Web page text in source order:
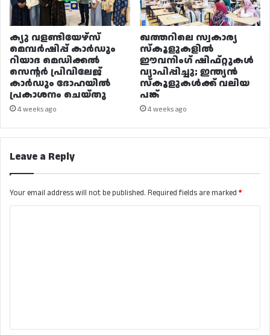
ക്യു വളണ്ടിയേഴ്‌സ്
മെമ്പർഷിപ്പ് കാർഡും
റിയാദ മെഡിക്കൽ
സെന്റർ പ്രിവിലേജ്
കാർഡും ദോഹയിൽ
പ്രകാശനം ചെയ്തു
4 weeks ago
ഖത്തറിലെ സ്വകാര്യ
സ്കൂളുകളിൽ
ഈവനിംഗ് ഷിഫ്റ്റുകൾ
വ്യാപിപ്പിച്ചു; ഇന്ത്യൻ
സ്കൂളുകൾക്ക് വലിയ
പങ്ക്
4 weeks ago
Leave a Reply
Your email address will not be published. Required fields are marked *